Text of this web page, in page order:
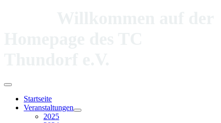
Startseite
Veranstaltungen
2025